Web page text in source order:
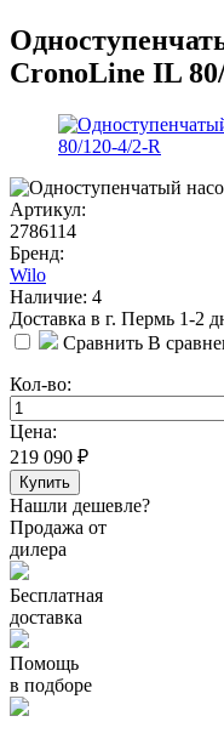
CronoLine IL
Артикул:
2786114
Бренд:
Wilo
Наличие: 4
Доставка в г. Пермь 1-2
Сравнить В
Кол-во:
Цена:
219 090 ₽
Купить
Нашли дешевле?
Продажа от
дилера
Бесплатная
доставка
Помощь
в подборе